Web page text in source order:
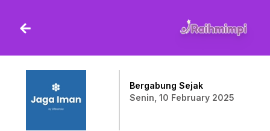
Bergabung Sejak
Senin, 10 February 2025